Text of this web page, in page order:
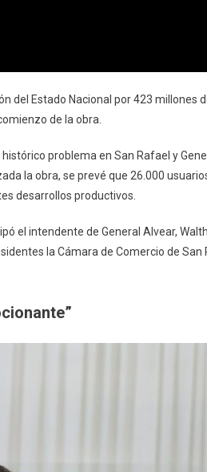
del Estado Nacional por 423 millones
de la obra.
problema en San Rafael y
la obra, se prevé que 26.000
desarrollos productivos.
el intendente de General Alvear,
la Cámara de Comercio de San